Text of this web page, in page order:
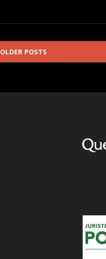
OLDER POSTS